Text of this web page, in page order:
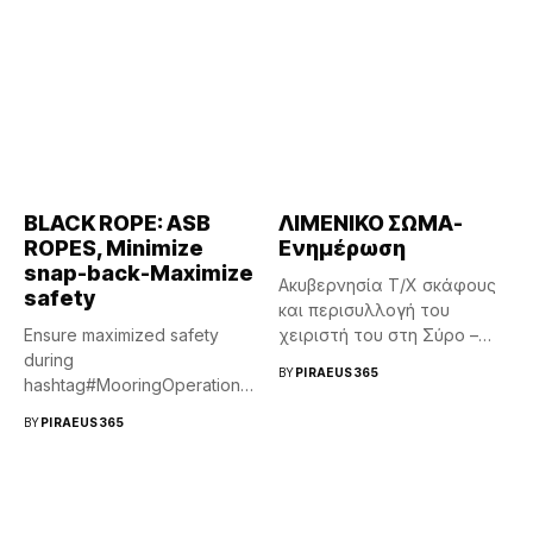
BLACK ROPE: ASB
ROPES, Minimize
snap-back-Maximize
safety
Ensure maximized safety
during
hashtag#MooringOperations
BYPIRAEUS365
ΛΙΜΕΝΙΚΟ ΣΩΜΑ-
Ενημέρωση
Ακυβερνησία Τ/Χ σκάφους
και περισυλλογή του
χειριστή του στη Σύρο –
BYPIRAEUS365